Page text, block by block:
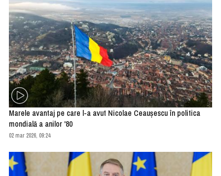
Marele avantaj pe care l-a avut Nicolae Ceauşescu în politica
mondială a anilor '80
02 mar 2026, 09:24